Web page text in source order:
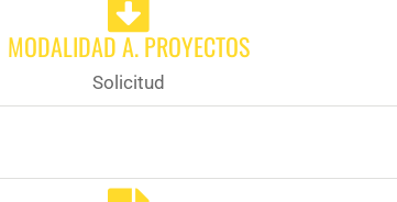
MODALIDAD A. PROYECTOS
Solicitud